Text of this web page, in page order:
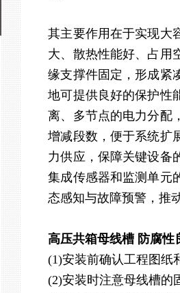
其主要作用在于实现大
大、散热性能好、占用
缘支撑件固定，形成紧
地可提供良好的保护性
离、多节点的电力分配
增减段数，便于系统扩
力供应，保障关键设备
集成传感器和监测单元
态感知与故障预警，推
高压共箱母线槽 防腐性
(1)安装前确认工程图纸
(2)安装时注意母线槽的